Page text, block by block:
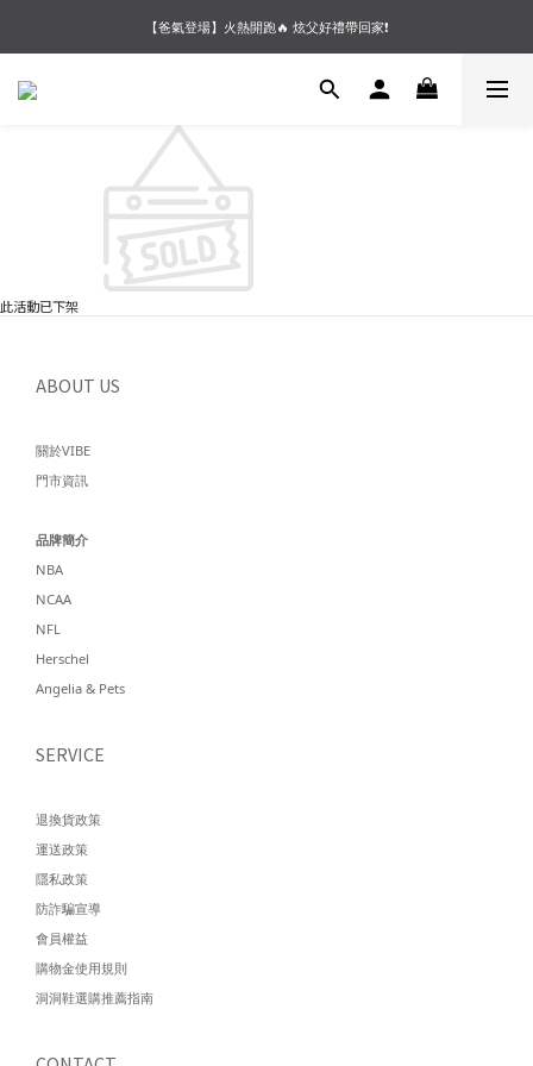
【夏末OUTLET】專區全面5折起❗超值入手就趁現在🔥
【爸氣登場】火熱開跑🔥 炫父好禮帶回家❗
【會員好禮】加入會員送$200購物金❗多重好禮等你加入領取 ❗
【夏末OUTLET】專區全面5折起❗超值入手就趁現在🔥
此活動已下架
ABOUT US
關於VIBE
門市資訊
品牌簡介
NBA
NCAA
NFL
Herschel
Angelia & Pets
SERVICE
退換貨政策
運送政策
隱私政策
防詐騙宣導
會員權益
購物金使用規則
洞洞鞋選購推薦指南